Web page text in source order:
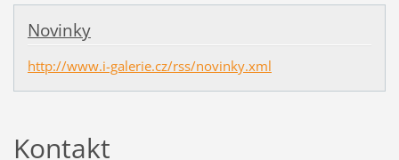
Novinky
http://www.i-galerie.cz/rss/novinky.xml
Kontakt